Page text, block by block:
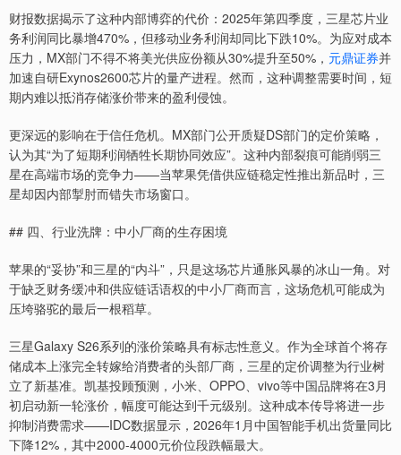
财报数据揭示了这种内部博弈的代价：2025年第四季度，三星芯片业
务利润同比暴增470%，但移动业务利润却同比下跌10%。为应对成本
压力，MX部门不得不将美光供应份额从30%提升至50%， 元鼎证券并
加速自研Exynos2600芯片的量产进程。然而，这种调整需要时间，短
期内难以抵消存储涨价带来的盈利侵蚀。
更深远的影响在于信任危机。MX部门公开质疑DS部门的定价策略，
认为其“为了短期利润牺牲长期协同效应”。这种内部裂痕可能削弱三
星在高端市场的竞争力——当苹果凭借供应链稳定性推出新品时，三
星却因内部掣肘而错失市场窗口。
## 四、行业洗牌：中小厂商的生存困境
苹果的“妥协”和三星的“内斗”，只是这场芯片通胀风暴的冰山一角。对
于缺乏财务缓冲和供应链话语权的中小厂商而言，这场危机可能成为
压垮骆驼的最后一根稻草。
三星Galaxy S26系列的涨价策略具有标志性意义。作为全球首个将存
储成本上涨完全转嫁给消费者的头部厂商，三星的定价调整为行业树
立了新基准。凯基投顾预测，小米、OPPO、vivo等中国品牌将在3月
初启动新一轮涨价，幅度可能达到千元级别。这种成本传导将进一步
抑制消费需求——IDC数据显示，2026年1月中国智能手机出货量同比
下降12%，其中2000-4000元价位段跌幅最大。